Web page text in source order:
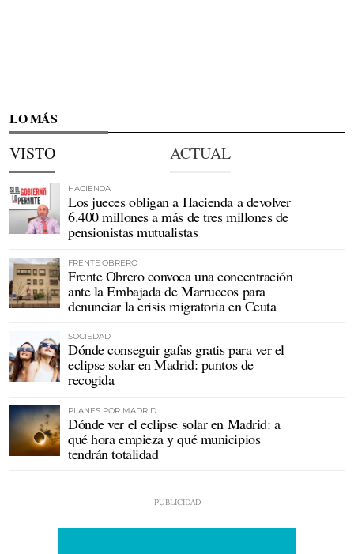
LO MÁS
VISTO ACTUAL
HACIENDA
Los jueces obligan a Hacienda a devolver
6.400 millones a más de tres millones de
pensionistas mutualistas
FRENTE OBRERO
Frente Obrero convoca una concentración
ante la Embajada de Marruecos para
denunciar la crisis migratoria en Ceuta
SOCIEDAD
Dónde conseguir gafas gratis para ver el
eclipse solar en Madrid: puntos de
recogida
PLANES POR MADRID
Dónde ver el eclipse solar en Madrid: a
qué hora empieza y qué municipios
tendrán totalidad